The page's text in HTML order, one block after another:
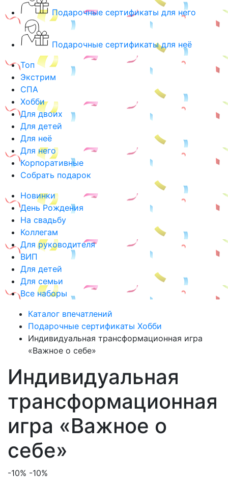
Подарочные сертификаты для него
Подарочные сертификаты для неё
Топ
Экстрим
СПА
Хобби
Для двоих
Для детей
Для неё
Для него
Корпоративные
Собрать подарок
Новинки
День Рождения
На свадьбу
Коллегам
Для руководителя
ВИП
Для детей
Для семьи
Все наборы
Каталог впечатлений
Подарочные сертификаты Хобби
Индивидуальная трансформационная игра
«Важное о себе»
Индивидуальная
трансформационная
игра «Важное о
себе»
-10% -10%